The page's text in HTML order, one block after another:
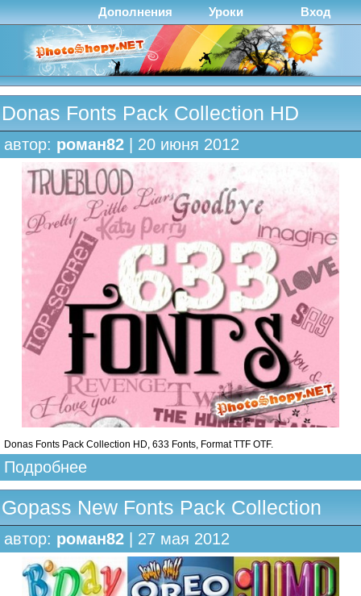
Дополнения Уроки Вход
Donas Fonts Pack Collection HD
автор: роман82 | 20 июня 2012
Donas Fonts Pack Collection HD, 633 Fonts, Format TTF OTF.
Подробнее
Gopass New Fonts Pack Collection
автор: роман82 | 27 мая 2012